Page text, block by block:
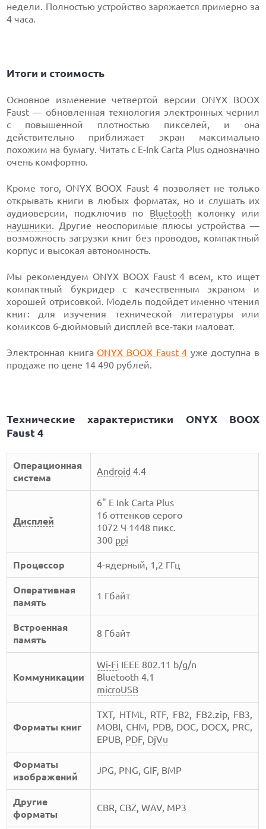
недели. Полностью устройство заряжается примерно за
4 часа.
Итоги и стоимость
Основное изменение четвертой версии ONYX BOOX
Faust — обновленная технология электронных чернил
с повышенной плотностью пикселей, и она
действительно приближает экран максимально
похожим на бумагу. Читать с E-Ink Carta Plus однозначно
очень комфортно.
Кроме того, ONYX BOOX Faust 4 позволяет не только
открывать книги в любых форматах, но и слушать их
аудиоверсии, подключив по Bluetooth колонку или
наушники. Другие неоспоримые плюсы устройства —
возможность загрузки книг без проводов, компактный
корпус и высокая автономность.
Мы рекомендуем ONYX BOOX Faust 4 всем, кто ищет
компактный букридер с качественным экраном и
хорошей отрисовкой. Модель подойдет именно чтения
книг: для изучения технической литературы или
комиксов 6-дюймовый дисплей все-таки маловат.
Электронная книга ONYX BOOX Faust 4 уже доступна в
продаже по цене 14 490 рублей.
Технические характеристики ONYX BOOX
Faust 4
Операционная
система
Android 4.4
Дисплей
6" E Ink Carta Plus
16 оттенков серого
1072 Ч 1448 пикс.
300 ppi
Процессор 4-ядерный, 1,2 ГГц
Оперативная
память
1 Гбайт
Встроенная
память
8 Гбайт
Коммуникации
Wi-Fi IEEE 802.11 b/g/n
Bluetooth 4.1
microUSB
Форматы книг
TXT, HTML, RTF, FB2, FB2.zip, FB3,
MOBI, CHM, PDB, DOC, DOCX, PRC,
EPUB, PDF, DjVu
Форматы
изображений
JPG, PNG, GIF, BMP
Другие
форматы
CBR, CBZ, WAV, MP3